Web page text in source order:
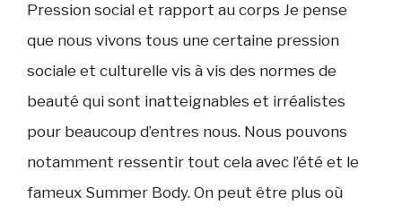
Pression social et rapport au corps Je pense
que nous vivons tous une certaine pression
sociale et culturelle vis à vis des normes de
beauté qui sont inatteignables et irréalistes
pour beaucoup d’entres nous. Nous pouvons
notamment ressentir tout cela avec l’été et le
fameux Summer Body. On peut être plus où